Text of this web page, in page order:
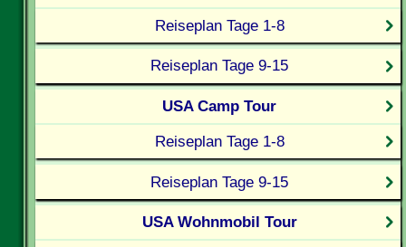
Reiseplan Tage 1-8
Reiseplan Tage 9-15
USA Camp Tour
Reiseplan Tage 1-8
Reiseplan Tage 9-15
USA Wohnmobil Tour